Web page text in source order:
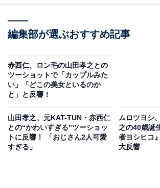
編集部が選ぶおすすめ記事
赤西仁、ロン毛の山田孝之との
ツーショットで「カップルみた
い」「どこの美女といるのか
と」と反響！
山田孝之、元KAT-TUN・赤西仁
との“かわいすぎる”ツーショッ
トに反響！ 「おじさん2人可愛
すぎる」
ムロツヨシ
之の40歳誕
者ヨシヒコ
大反響